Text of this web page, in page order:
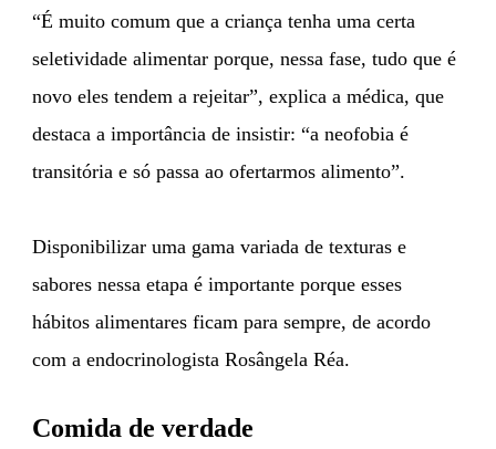
“É muito comum que a criança tenha uma certa
seletividade alimentar porque, nessa fase, tudo que é
novo eles tendem a rejeitar”, explica a médica, que
destaca a importância de insistir: “a neofobia é
transitória e só passa ao ofertarmos alimento”.
Disponibilizar uma gama variada de texturas e
sabores nessa etapa é importante porque esses
hábitos alimentares ficam para sempre, de acordo
com a endocrinologista Rosângela Réa.
Comida de verdade